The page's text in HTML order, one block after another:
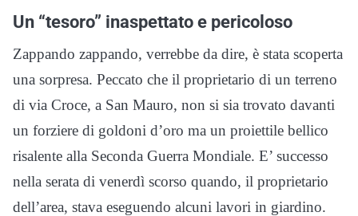
Un “tesoro” inaspettato e pericoloso
Zappando zappando, verrebbe da dire, è stata scoperta
una sorpresa. Peccato che il proprietario di un terreno
di via Croce, a San Mauro, non si sia trovato davanti
un forziere di goldoni d’oro ma un proiettile bellico
risalente alla Seconda Guerra Mondiale. E’ successo
nella serata di venerdì scorso quando, il proprietario
dell’area, stava eseguendo alcuni lavori in giardino.